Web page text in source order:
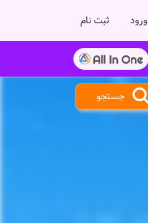
ورود ثبت نام
جستجو